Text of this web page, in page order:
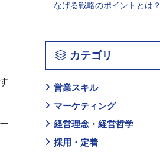
なげる戦略のポイントとは？
カテゴリ
営業スキル
マーケティング
経営理念・経営哲学
採用・定着